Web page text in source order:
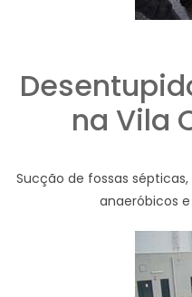
na Vila
Sucção de fossas
anaeróbicos